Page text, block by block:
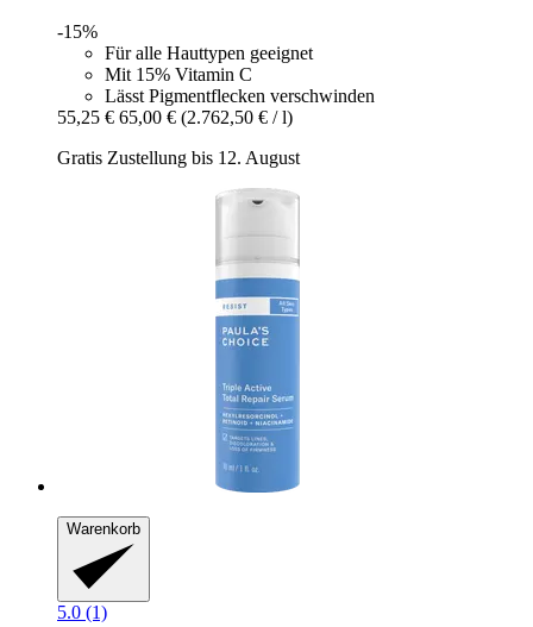
-15%
Für alle Hauttypen geeignet
Mit 15% Vitamin C
Lässt Pigmentflecken verschwinden
55,25 € 65,00 € (2.762,50 € / l)
Gratis Zustellung bis 12. August
Warenkorb
5.0 (1)